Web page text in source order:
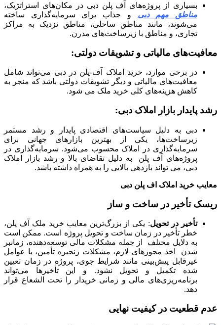
بسیاری از پروژه‌های آف پلن دبی در مکان‌های استراتژیک،
مناطق مهم دبی و جذاب برای سرمایه‌گذاری ساخته
می‌شوند، مانند مناطق ساحلی، مناطق نزدیک به مراکز
تجاری، و مناطق با زیرساخت‌های مدرن.
معافیت‌های مالیاتی و تشویقات دولتی:
در برخی موارد، خرید املاک آف-پلن در دبی می‌تواند شامل
معافیت‌های مالیاتی و دیگر تشویقات دولتی باشد که منجر به
کاهش هزینه‌های کلی خرید ملک می شود.
رشد پایدار بازار املاک دبی:
دبی به دلیل سیاست‌های اقتصادی پایدار و رشد مستمر
زیرساخت‌ها، یکی از بهترین بازارهای جهانی برای
سرمایه‌گذاری در املاک محسوب می‌شود. سرمایه‌گذاری در
پروژه‌های آف پلن به دلیل تقاضای بالا و رشد بازار املاک
دبی، می تواند بازدهی بالایی را به همراه داشته باشد.
معایب خرید املاک اف پلن دبی
ریسک تأخیر در ساخت و ساز
تأخیر در تحویل: یکی از بزرگ‌ترین معایب خرید ملک آف پلن،
خطر تأخیر در زمان ساخت و تحویل پروژه است. ممکن است
به دلایل مختلف از جمله مشکلات مالی توسعه‌دهنده، زمانبر
شدن اخذ مجوزهای لازم، مشکلات زنجیره تأمین، یا عوامل
غیرقابل پیش‌بینی مانند شرایط جوی، پروژه در زمان تعیین
شده تکمیل و تحویل نشود. و این تأخیرها می‌تواند
برنامه‌ریزی‌های مالی و زمانی خریدار را تحت الشعاع قرار
دهد.
عدم قطعیت در کیفیت نهایی